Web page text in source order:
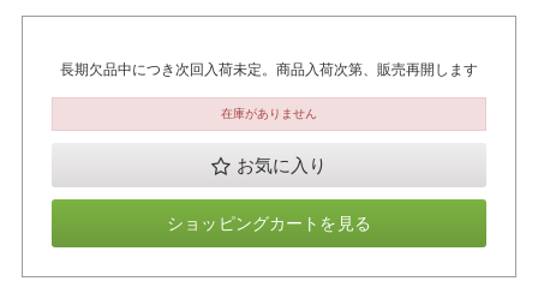
長期欠品中につき次回入荷未定。商品入荷次第、販売再開します
在庫がありません
お気に入り
ショッピングカートを見る